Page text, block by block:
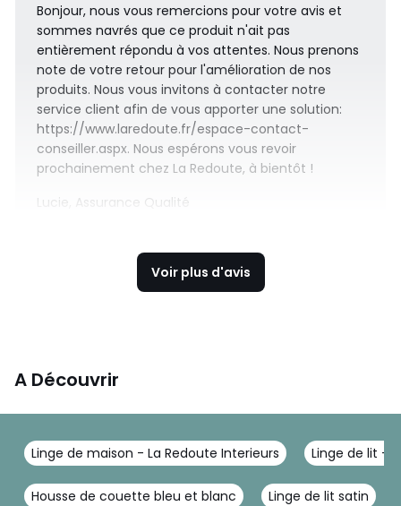
Bonjour, nous vous remercions pour votre avis et
sommes navrés que ce produit n'ait pas
entièrement répondu à vos attentes. Nous prenons
note de votre retour pour l'amélioration de nos
produits. Nous vous invitons à contacter notre
service client afin de vous apporter une solution:
https://www.laredoute.fr/espace-contact-
conseiller.aspx. Nous espérons vous revoir
prochainement chez La Redoute, à bientôt !
Lucie, Assurance Qualité
Voir plus d'avis
A Découvrir
Linge de maison - La Redoute Interieurs Linge de lit -
Housse de couette bleu et blanc Linge de lit satin